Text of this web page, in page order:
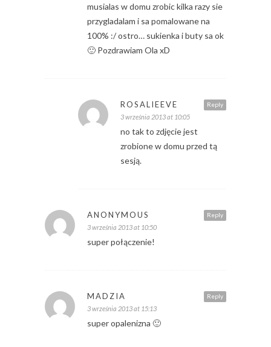
musialas w domu zrobic kilka razy sie
przygladalam i sa pomalowane na
100% :/ ostro… sukienka i buty sa ok
🙂 Pozdrawiam Ola xD
Reply
ROSALIEEVE
3 września 2013 at 10:05
no tak to zdjęcie jest
zrobione w domu przed tą
sesją.
Reply
ANONYMOUS
3 września 2013 at 10:50
super połączenie!
Reply
MADZIA
3 września 2013 at 15:13
super opalenizna 🙂